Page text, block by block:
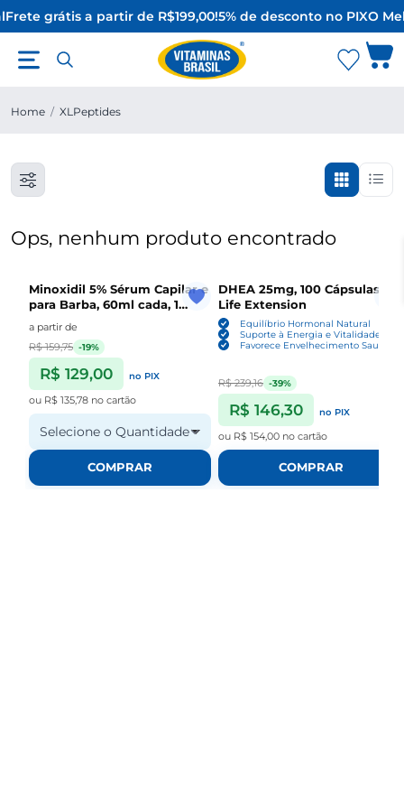
Frete grátis a partir de R$199,00!5% de desconto no PIXO
Home / XLPeptides
Ops, nenhum produto encontrado
Minoxidil 5% Sérum Capilar e
para Barba, 60ml cada, 1
Sefralls
a partir de
R$ 159,75 -19%
R$ 129,00 no PIX
ou R$ 135,78 no cartão
Selecione o Quantidade
COMPRAR
DHEA 25mg, 100 Cápsulas ,
Life Extension
Equilíbrio Hormonal Natural
Suporte à Energia e Vitalidade
Favorece Envelhecimento Saudável
R$ 239,16 -39%
R$ 146,30 no PIX
ou R$ 154,00 no cartão
COMPRAR